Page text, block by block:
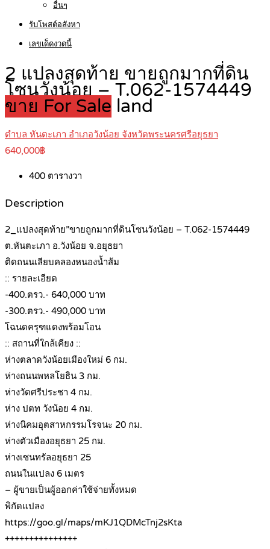
อื่นๆ
รับโพสต์อสังหา
เลขเด็ดงวดนี้
2 แปลงสุดท้าย ขายถูกมากที่ดิน
โซนวังน้อย – T.062-1574449
ขาย For Sale land
ตำบล หันตะเภา อำเภอวังน้อย จังหวัดพระนครศรีอยุธยา
640,000฿
400 ตารางวา
Description
2_แปลงสุดท้าย”ขายถูกมากที่ดินโซนวังน้อย – T.062-1574449
ต.หันตะเภา อ.วังน้อย จ.อยุธยา
ติดถนนเลียบคลองหนองน้ำส้ม
:: รายละเอียด
-400.ตรว.- 640,000 บาท
-300.ตรว.- 490,000 บาท
โฉนดครุฑแดงพร้อมโอน
:: สถานที่ใกล้เคียง ::
ห่างตลาดวังน้อยเมืองใหม่ 6 กม.
ห่างถนนพหลโยธิน 3 กม.
ห่างวัดศรีประชา 4 กม.
ห่าง ปตท วังน้อย 4 กม.
ห่างนิคมอุตสาหกรรมโรจนะ 20 กม.
ห่างตัวเมืองอยุธยา 25 กม.
ห่างเซนทรัลอยุธยา 25
ถนนในแปลง 6 เมตร
– ผู้ขายเป็นผู้ออกค่าใช้จ่ายทั้งหมด
พิกัดแปลง
https://goo.gl/maps/mKJ1QDMcTnj2sKta
+++++++++++++++